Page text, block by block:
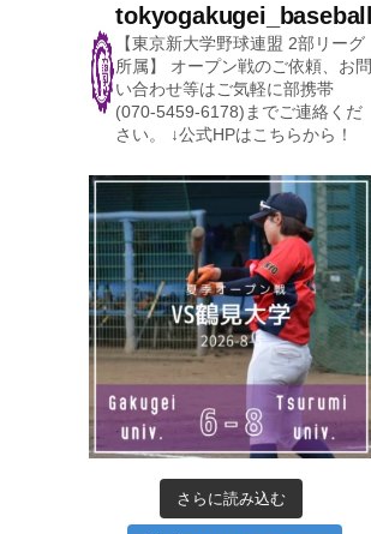
tokyogakugei_baseball
【東京新大学野球連盟 2部リーグ
所属】
オープン戦のご依頼、お問
い合わせ等はご気軽に部携帯
(070-5459-6178)までご連絡くだ
さい。
↓公式HPはこちらから！
さらに読み込む